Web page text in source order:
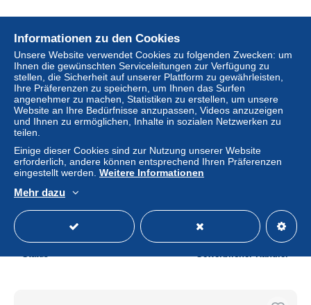
n°29075 - Carte Gaufrée - Thanksgiving Day Greetings -
Jeune femme apportant des gateaux sur un plateau -
± 11,52 $
Informationen zu den Cookies
Unsere Website verwendet Cookies zu folgenden Zwecken: um
Ihnen die gewünschten Serviceleitungen zur Verfügung zu
stellen, die Sicherheit auf unserer Plattform zu gewährleisten,
Ihre Präferenzen zu speichern, um Ihnen das Surfen
angenehmer zu machen, Statistiken zu erstellen, um unsere
Website an Ihre Bedürfnisse anzupassen, Videos anzuzeigen
und Ihnen zu ermöglichen, Inhalte in sozialen Netzwerken zu
teilen.
Einige dieser Cookies sind zur Nutzung unserer Website
erforderlich, andere können entsprechend Ihren Präferenzen
eingestellt werden. Weitere Informationen
Mehr dazu